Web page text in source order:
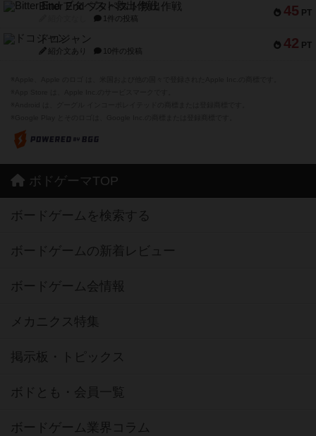
45 PT
Bitter End ブタペスト救出作戦
1件の投稿
42 PT
ドコジャン
紹介文あり 10件の投稿
ボドゲーマTOP
ボードゲームを検索する
ボードゲームの新着レビュー
ボードゲーム会情報
メカニクス特集
掲示板・トピックス
ボドとも・会員一覧
ボードゲーム業界コラム